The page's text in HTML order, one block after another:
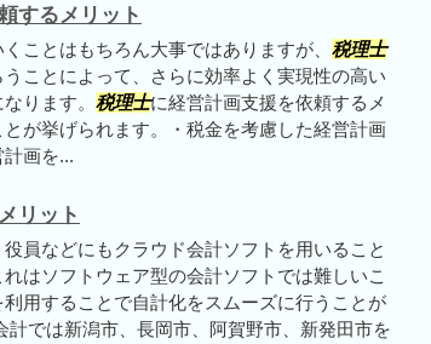
するメリット
ことはもちろん大事ではありますが、 税理士
ことによって、さらに効率よく実現性の高い
ります。 税理士に経営計画支援を依頼するメ
が挙げられます。・税金を考慮した経営計画
画を...
リット
員などにもクラウド会計ソフトを用いること
はソフトウェア型の会計ソフトでは難しいこ
用することで自計化をスムーズに行うことが
計では新潟市、長岡市、阿賀野市、新発田市を